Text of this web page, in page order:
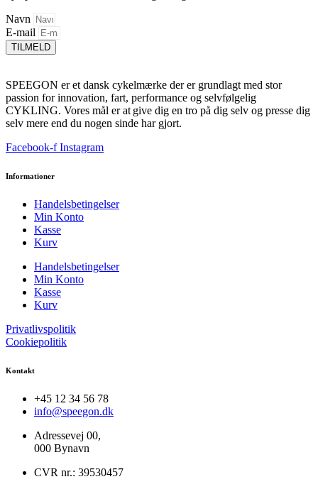
Navn
E-mail
TILMELD
SPEEGON er et dansk cykelmærke der er grundlagt med stor
passion for innovation, fart, performance og selvfølgelig
CYKLING. Vores mål er at give dig en tro på dig selv og presse dig
selv mere end du nogen sinde har gjort.
Facebook-f Instagram
Informationer
Handelsbetingelser
Min Konto
Kasse
Kurv
Handelsbetingelser
Min Konto
Kasse
Kurv
Privatlivspolitik
Cookiepolitik
Kontakt
+45 12 34 56 78
info@speegon.dk
Adressevej 00,
000 Bynavn
CVR nr.: 39530457